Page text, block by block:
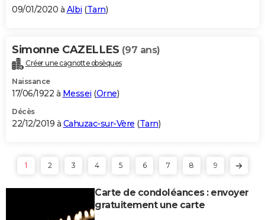
09/01/2020 à Albi (Tarn)
Simonne CAZELLES (97 ans)
Créer une cagnotte obsèques
Naissance
17/06/1922 à Messei (Orne)
Décès
22/12/2019 à Cahuzac-sur-Vère (Tarn)
1 2 3 4 5 6 7 8 9
Carte de condoléances : envoyer
gratuitement une carte